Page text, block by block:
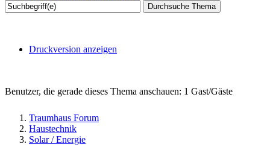
Druckversion anzeigen
Benutzer, die gerade dieses Thema anschauen: 1 Gast/Gäste
Traumhaus Forum
Haustechnik
Solar / Energie